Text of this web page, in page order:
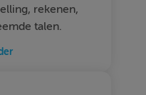
rekenen,
talen.